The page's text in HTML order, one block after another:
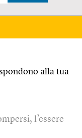
alla tua
l’essere